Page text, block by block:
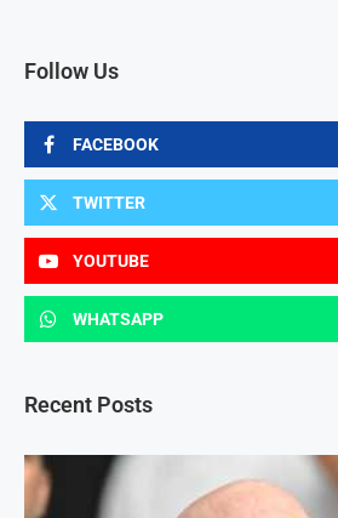
Follow Us
FACEBOOK
TWITTER
YOUTUBE
WHATSAPP
Recent Posts